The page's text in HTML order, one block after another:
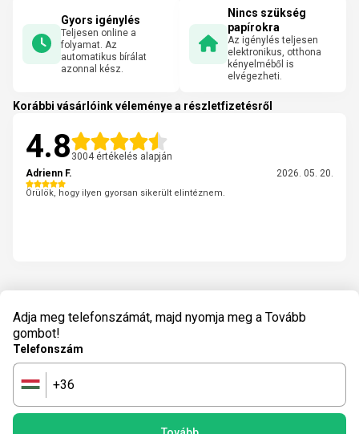
Gyors igénylés
Teljesen online a
folyamat. Az
automatikus bírálat
azonnal kész.
Nincs szükség
papírokra
Az igénylés teljesen
elektronikus, otthona
kényelméből is
elvégezheti.
Korábbi vásárlóink véleménye a részletfizetésről
4.8 3004 értékelés alapján
Adrienn F.
2026. 05. 20.
Örülök, hogy ilyen gyorsan sikerült elintéznem.
Adja meg telefonszámát, majd nyomja meg a Tovább
gombot!
Telefonszám
🇭🇺 +36